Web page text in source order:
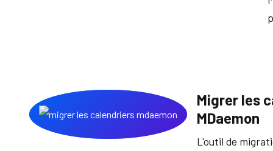
Migrer les
MDaemon
L'outil de